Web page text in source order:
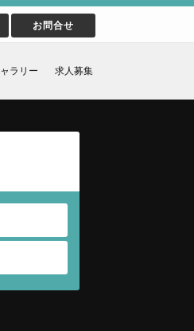
お問合せ
求人募集
ラリー